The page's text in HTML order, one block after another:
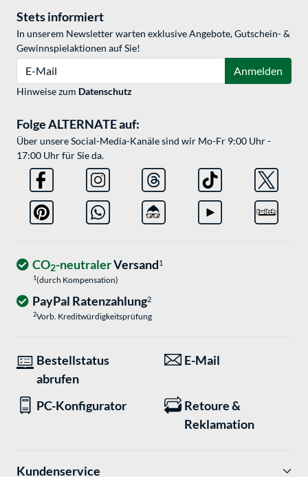
Stets informiert
In unserem Newsletter warten exklusive Angebote, Gutschein- &
Gewinnspielaktionen auf Sie!
Anmelden
Hinweise zum Datenschutz
Folge ALTERNATE auf:
Über unsere Social-Media-Kanäle sind wir Mo-Fr 9:00 Uhr -
17:00 Uhr für Sie da.
CO2-neutralerVersand1
1(durch Kompensation)
PayPal Ratenzahlung2
2Vorb. Kreditwürdigkeitsprüfung
Bestellstatus
abrufen
E-Mail
PC-Konfigurator
Retoure &
Reklamation
Kundenservice